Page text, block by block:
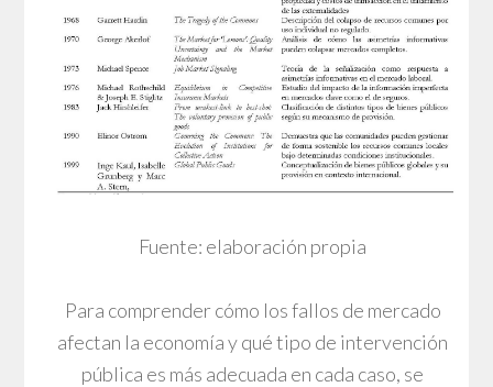
Fuente: elaboración propia
Para comprender cómo los fallos de mercado
afectan la economía y qué tipo de intervención
pública es más adecuada en cada caso, se